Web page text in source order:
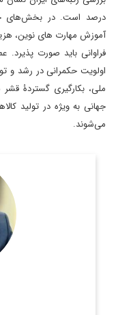
درصد است. در بخش‌­های
آموزش مهارت های نوین،
اولویت حکمرانی در رشد و
ملی، بکارگیری گستردۀ
جهانی به ویژه در تولید
می­‌شوند.
عضو هیئت علمی و